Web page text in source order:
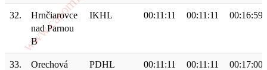
32.
Hrnčiarovce
nad Parnou
B
IKHL 00:11:11 00:11:11 00:16:59
33.
Orechová
PDHL 00:11:11 00:11:11 00:17:00